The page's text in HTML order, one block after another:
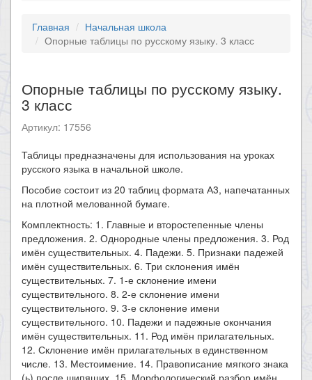
Главная
Начальная школа
Опорные таблицы по русскому языку. 3 класс
Опорные таблицы по русскому языку.
3 класс
Артикул: 17556
Таблицы предназначены для использования на уроках
русского языка в начальной школе.
Пособие состоит из 20 таблиц формата А3, напечатанных
на плотной мелованной бумаге.
Комплектность: 1. Главные и второстепенные члены
предложения. 2. Однородные члены предложения. 3. Род
имён существительных. 4. Падежи. 5. Признаки падежей
имён существительных. 6. Три склонения имён
существительных. 7. 1-е склонение имени
существительного. 8. 2-е склонение имени
существительного. 9. 3-е склонение имени
существительного. 10. Падежи и падежные окончания
имён существительных. 11. Род имён прилагательных.
12. Склонение имён прилагательных в единственном
числе. 13. Местоимение. 14. Правописание мягкого знака
(ь) после шипящих. 15. Морфологический разбор имён